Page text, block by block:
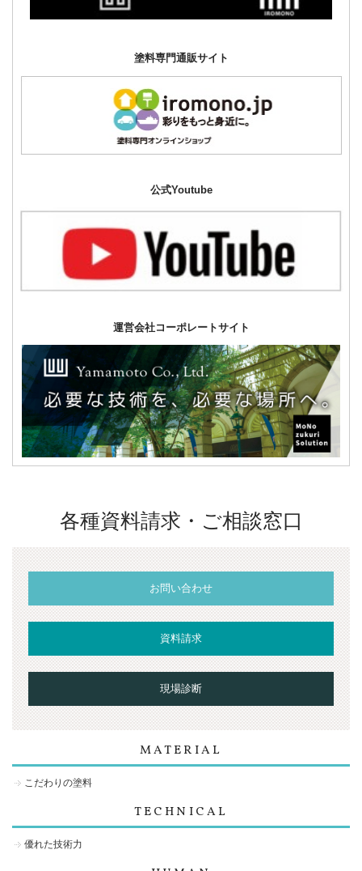
塗料専門通販サイト
公式Youtube
運営会社コーポレートサイト
各種資料請求・ご相談窓口
お問い合わせ
資料請求
現場診断
MATERIAL
こだわりの塗料
TECHNICAL
優れた技術力